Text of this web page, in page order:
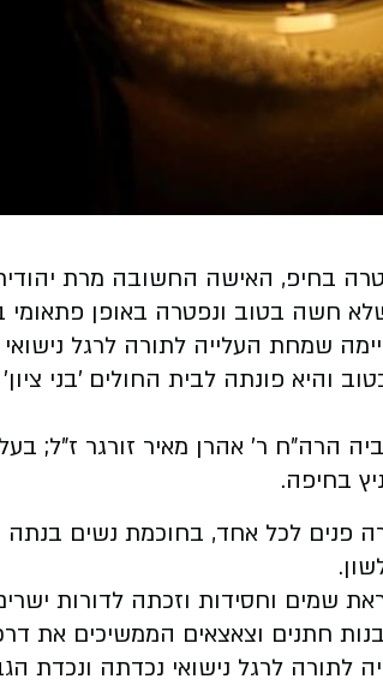
בחיפ, האישה החשובה מרת
חשה בטוב ונפטרה באופן פתאומי
שמחת העלייה לתורה לרגל
והיא פונתה לבית החולים 'בני
הרה"ח ר' אהרן מאיר זורגר ז"ל;
בחיפה.
פנים לכל אחד, בחוכמת נשים בנתה
שמים וחסידות וזכתה לדורות
לרגל נישואי נכדתה ונכדת